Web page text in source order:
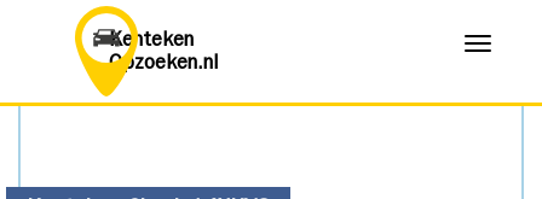
Kenteken
Opzoeken.nl
Menu